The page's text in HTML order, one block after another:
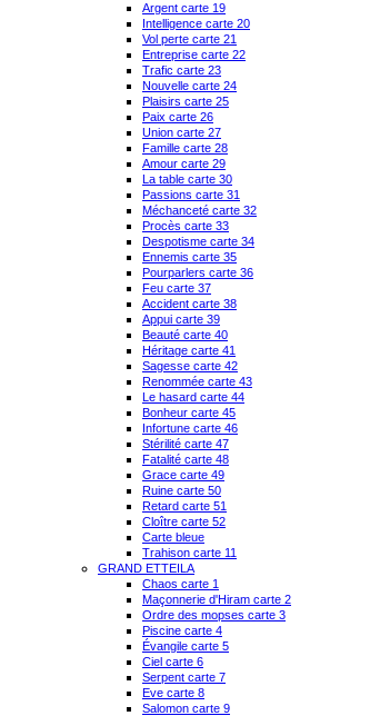
Argent carte 19
Intelligence carte 20
Vol perte carte 21
Entreprise carte 22
Trafic carte 23
Nouvelle carte 24
Plaisirs carte 25
Paix carte 26
Union carte 27
Famille carte 28
Amour carte 29
La table carte 30
Passions carte 31
Méchanceté carte 32
Procès carte 33
Despotisme carte 34
Ennemis carte 35
Pourparlers carte 36
Feu carte 37
Accident carte 38
Appui carte 39
Beauté carte 40
Héritage carte 41
Sagesse carte 42
Renommée carte 43
Le hasard carte 44
Bonheur carte 45
Infortune carte 46
Stérilité carte 47
Fatalité carte 48
Grace carte 49
Ruine carte 50
Retard carte 51
Cloître carte 52
Carte bleue
Trahison carte 11
GRAND ETTEILA
Chaos carte 1
Maçonnerie d'Hiram carte 2
Ordre des mopses carte 3
Piscine carte 4
Évangile carte 5
Ciel carte 6
Serpent carte 7
Eve carte 8
Salomon carte 9